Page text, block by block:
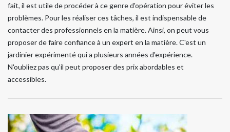
fait, il est utile de procéder à ce genre d'opération pour éviter les
problèmes. Pour les réaliser ces tâches, il est indispensable de
contacter des professionnels en la matière. Ainsi, on peut vous
proposer de faire confiance à un expert en la matière. C'est un
jardinier expérimenté qui a plusieurs années d'expérience.
N'oubliez pas qu'il peut proposer des prix abordables et
accessibles.